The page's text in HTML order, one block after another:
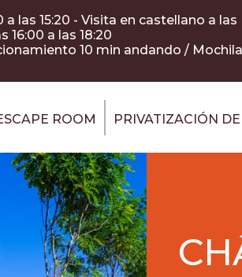
las 15:20 - Visita en castellano a las
16:00 a las 18:20
10 min andando /
ROOM PRIVATIZACIÓN